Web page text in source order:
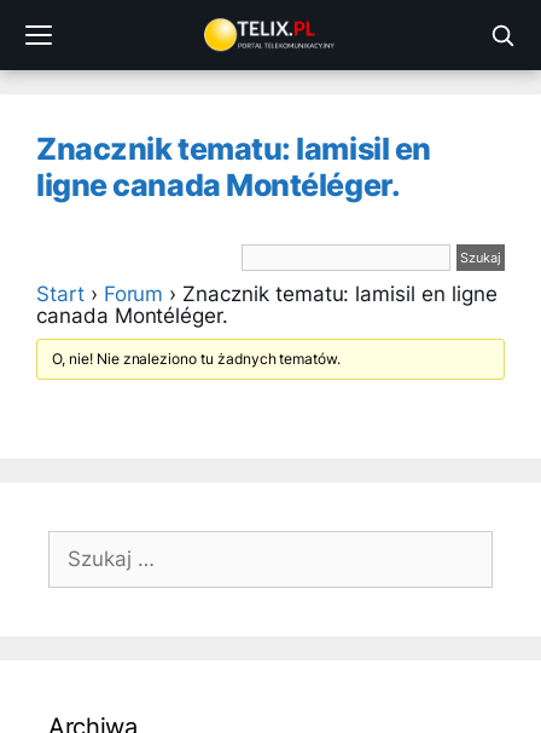
treści
Znacznik tematu: lamisil en
ligne canada Montéléger.
Start › Forum › Znacznik tematu: lamisil en ligne
canada Montéléger.
O, nie! Nie znaleziono tu żadnych tematów.
Szukaj:
Archiwa